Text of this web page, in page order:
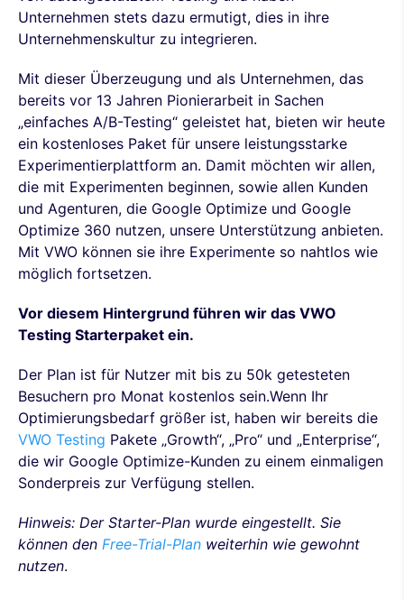
Unternehmen stets dazu ermutigt, dies in ihre
Unternehmenskultur zu integrieren.
Mit dieser Überzeugung und als Unternehmen, das
bereits vor 13 Jahren Pionierarbeit in Sachen
„einfaches A/B-Testing“ geleistet hat, bieten wir heute
ein kostenloses Paket für unsere leistungsstarke
Experimentierplattform an. Damit möchten wir allen,
die mit Experimenten beginnen, sowie allen Kunden
und Agenturen, die Google Optimize und Google
Optimize 360 nutzen, unsere Unterstützung anbieten.
Mit VWO können sie ihre Experimente so nahtlos wie
möglich fortsetzen.
Vor diesem Hintergrund führen wir das VWO
Testing Starterpaket ein.
Der Plan ist für Nutzer mit bis zu 50k getesteten
Besuchern pro Monat kostenlos sein.Wenn Ihr
Optimierungsbedarf größer ist, haben wir bereits die
VWO Testing Pakete „Growth“, „Pro“ und „Enterprise“,
die wir Google Optimize-Kunden zu einem einmaligen
Sonderpreis zur Verfügung stellen.
Hinweis: Der Starter-Plan wurde eingestellt. Sie
können den Free-Trial-Plan weiterhin wie gewohnt
nutzen.